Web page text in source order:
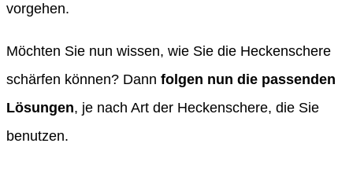
vorgehen.
Möchten Sie nun wissen, wie Sie die Heckenschere
schärfen können? Dann folgen nun die passenden
Lösungen, je nach Art der Heckenschere, die Sie
benutzen.